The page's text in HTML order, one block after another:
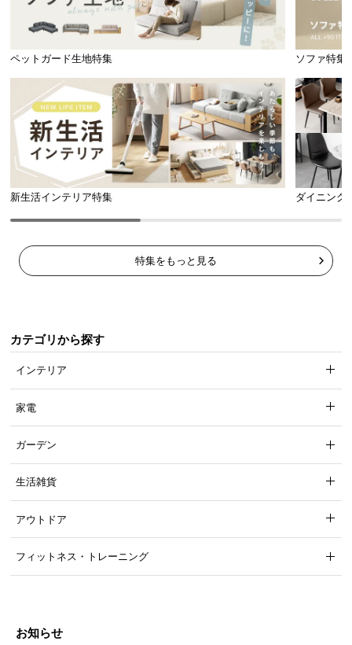
ペットガード生地特集 ソファ特集
新生活インテリア特集 ダイニング
特集をもっと見る
カテゴリから探す
インテリア
家電
ガーデン
生活雑貨
アウトドア
フィットネス・トレーニング
お知らせ